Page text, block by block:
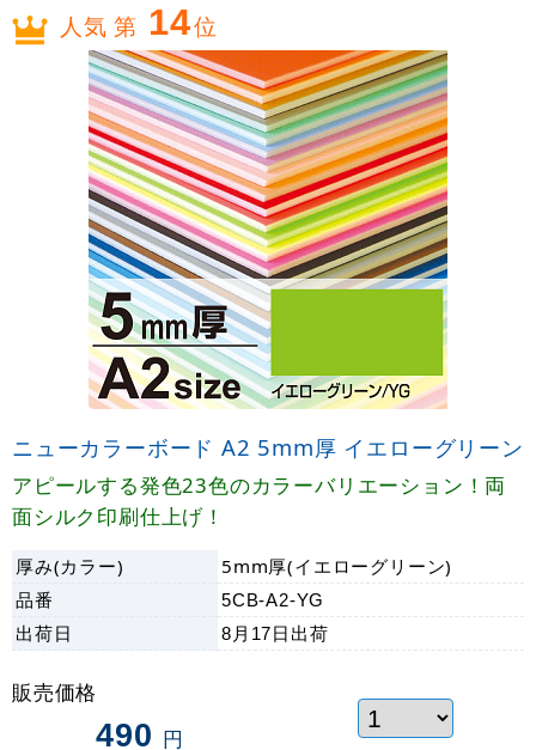
人気 第 14位
ニューカラーボード A2 5mm厚 イエローグリーン
アピールする発色23色のカラーバリエーション！両
面シルク印刷仕上げ！
厚み(カラー)
5mm厚(イエローグリーン)
品番
5CB-A2-YG
出荷日 8月17日 出荷
販売価格
490 円